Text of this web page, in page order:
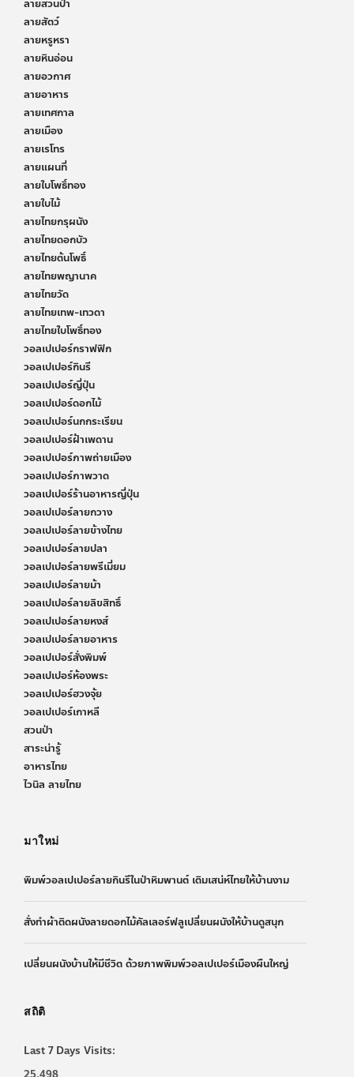
ลายสวนป่า
ลายสัตว์
ลายหรูหรา
ลายหินอ่อน
ลายอวกาศ
ลายอาหาร
ลายเทศกาล
ลายเมือง
ลายเรโทร
ลายแผนที่
ลายใบโพธิ์ทอง
ลายใบไม้
ลายไทยกรุผนัง
ลายไทยดอกบัว
ลายไทยต้นโพธิ์
ลายไทยพญานาค
ลายไทยวัด
ลายไทยเทพ-เทวดา
ลายไทยใบโพธิ์ทอง
วอลเปเปอร์กราฟฟิก
วอลเปเปอร์กินรี
วอลเปเปอร์ญี่ปุ่น
วอลเปเปอร์ดอกไม้
วอลเปเปอร์นกกระเรียน
วอลเปเปอร์ฝ้าเพดาน
วอลเปเปอร์ภาพถ่ายเมือง
วอลเปเปอร์ภาพวาด
วอลเปเปอร์ร้านอาหารญี่ปุ่น
วอลเปเปอร์ลายกวาง
วอลเปเปอร์ลายข้างไทย
วอลเปเปอร์ลายปลา
วอลเปเปอร์ลายพรีเมี่ยม
วอลเปเปอร์ลายม้า
วอลเปเปอร์ลายลิขสิทธิ์
วอลเปเปอร์ลายหงส์
วอลเปเปอร์ลายอาหาร
วอลเปเปอร์สั่งพิมพ์
วอลเปเปอร์ห้องพระ
วอลเปเปอร์ฮวงจุ้ย
วอลเปเปอร์เกาหลี
สวนป่า
สาระน่ารู้
อาหารไทย
ไวนิล ลายไทย
มาใหม่
พิมพ์วอลเปเปอร์ลายกินรีในป่าหิมพานต์ เติมเสน่ห์ไทยให้บ้านงาม
สั่งทำผ้าติดผนังลายดอกไม้คัลเลอร์ฟลูเปลี่ยนผนังให้บ้านดูสนุก
เปลี่ยนผนังบ้านให้มีชีวิต ด้วยภาพพิมพ์วอลเปเปอร์เมืองผืนใหญ่
สถิติ
Last 7 Days Visits: